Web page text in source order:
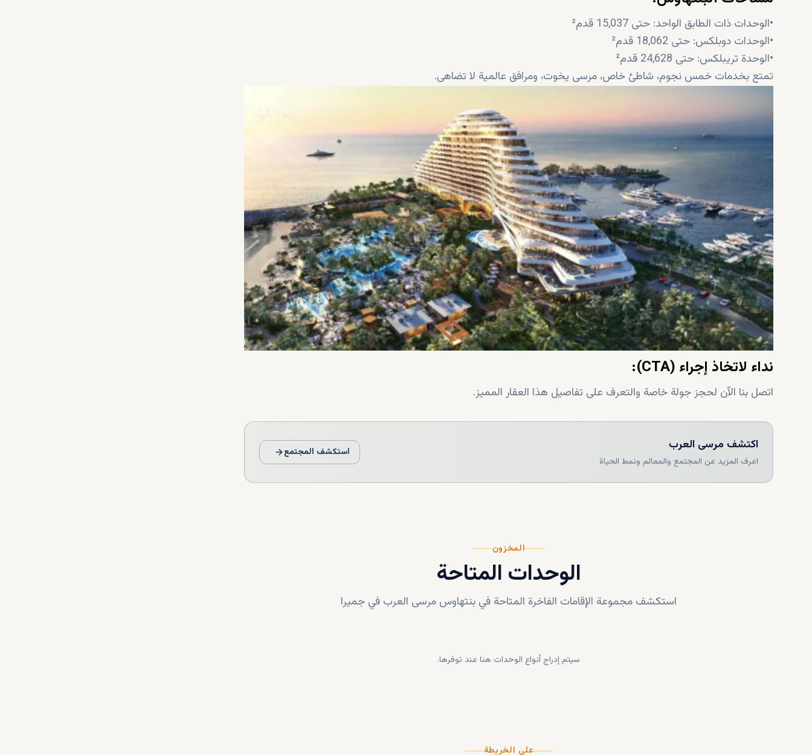
•الوحدات ذات الطابق الواحد: حتى 15,037 قدم²
•الوحدات دوبلكس: حتى 18,062 قدم²
•الوحدة تريبلكس: حتى 24,628 قدم²
تمتع بخدمات خمس نجوم، شاطئ خاص، مرسى يخوت، ومرافق عالمية لا تضاهى.
نداء لاتخاذ إجراء (CTA):
اتصل بنا الآن لحجز جولة خاصة والتعرف على تفاصيل هذا العقار المميز.
اكتشف مرسى العرب
اعرف المزيد عن المجتمع والمعالم ونمط الحياة
استكشف المجتمع
المخزون
الوحدات المتاحة
استكشف مجموعة الإقامات الفاخرة المتاحة في بنتهاوس مرسى العرب في جميرا
سيتم إدراج أنواع الوحدات هنا عند توفرها.
على الخريطة